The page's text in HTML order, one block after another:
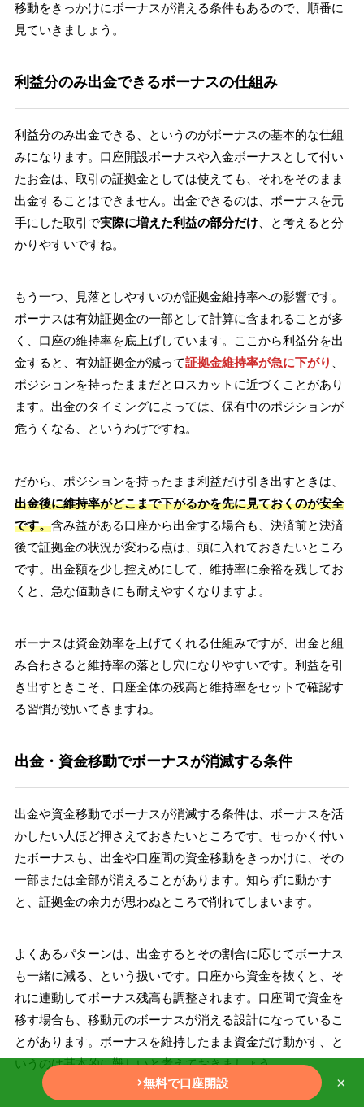
移動をきっかけにボーナスが消える条件もあるので、順番に
見ていきましょう。
利益分のみ出金できるボーナスの仕組み
利益分のみ出金できる、というのがボーナスの基本的な仕組
みになります。口座開設ボーナスや入金ボーナスとして付い
たお金は、取引の証拠金としては使えても、それをそのまま
出金することはできません。出金できるのは、ボーナスを元
手にした取引で実際に増えた利益の部分だけ、と考えると分
かりやすいですね。
もう一つ、見落としやすいのが証拠金維持率への影響です。
ボーナスは有効証拠金の一部として計算に含まれることが多
く、口座の維持率を底上げしています。ここから利益分を出
金すると、有効証拠金が減って証拠金維持率が急に下がり
ポジションを持ったままだとロスカットに近づくことがあり
ます。出金のタイミングによっては、保有中のポジションが
危うくなる、というわけですね。
だから、ポジションを持ったまま利益だけ引き出すときは、
出金後に維持率がどこまで下がるかを先に見ておくのが安全
です。含み益がある口座から出金する場合も、決済前と決済
後で証拠金の状況が変わる点は、頭に入れておきたいところ
です。出金額を少し控えめにして、維持率に余裕を残してお
くと、急な値動きにも耐えやすくなりますよ。
ボーナスは資金効率を上げてくれる仕組みですが、出金と組
み合わさると維持率の落とし穴になりやすいです。利益を引
き出すときこそ、口座全体の残高と維持率をセットで確認す
る習慣が効いてきますね。
出金・資金移動でボーナスが消滅する条件
出金や資金移動でボーナスが消滅する条件は、ボーナスを活
かしたい人ほど押さえておきたいところです。せっかく付い
たボーナスも、出金や口座間の資金移動をきっかけに、その
一部または全部が消えることがあります。知らずに動かす
と、証拠金の余力が思わぬところで削れてしまいます。
よくあるパターンは、出金するとその割合に応じてボーナス
も一緒に減る、という扱いです。口座から資金を抜くと、そ
れに連動してボーナス残高も調整されます。口座間で資金を
移す場合も、移動元のボーナスが消える設計になっているこ
とがあります。ボーナスを維持したまま資金だけ動かす、と
いうのは基本的に難しいと考えておきましょう。
無料で口座開設
×